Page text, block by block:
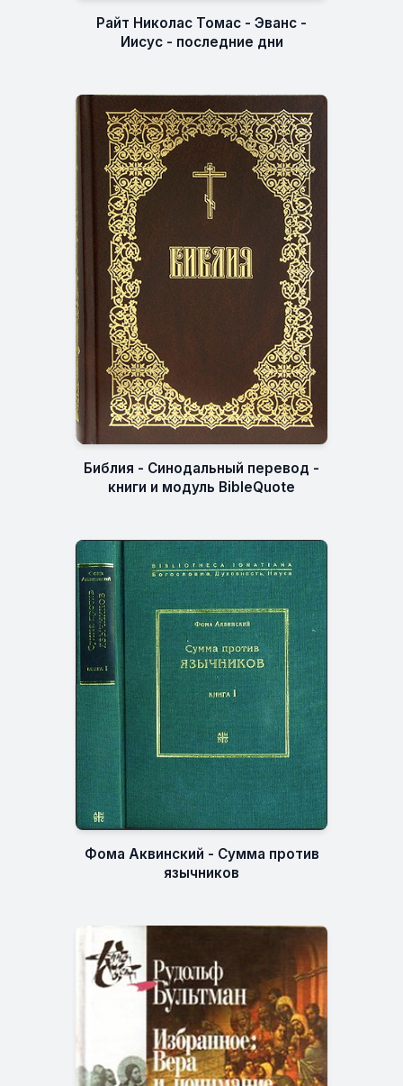
Райт Николас Томас - Эванс -
Иисус - последние дни
Библия - Синодальный перевод -
книги и модуль BibleQuote
Фома Аквинский - Сумма против
язычников